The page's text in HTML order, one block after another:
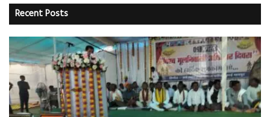
पुलिस
ने
लगाया
पता
Recent Posts